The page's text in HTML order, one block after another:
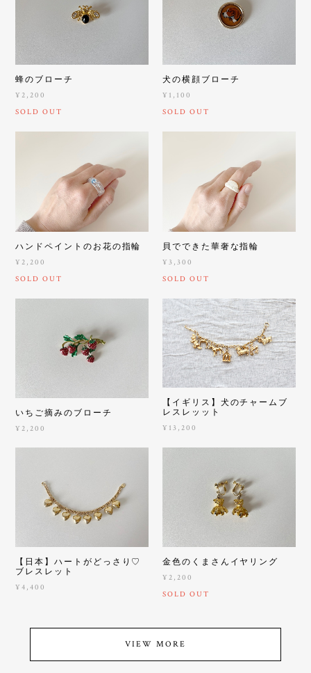
蜂のブローチ
¥2,200
SOLD OUT
犬の横顔ブローチ
¥1,100
SOLD OUT
ハンドペイントのお花の指輪
¥2,200
SOLD OUT
貝でできた華奢な指輪
¥3,300
SOLD OUT
いちご摘みのブローチ
¥2,200
【イギリス】犬のチャームブ
レスレッット
¥13,200
【日本】ハートがどっさり♡
ブレスレット
¥4,400
金色のくまさんイヤリング
¥2,200
SOLD OUT
VIEW MORE